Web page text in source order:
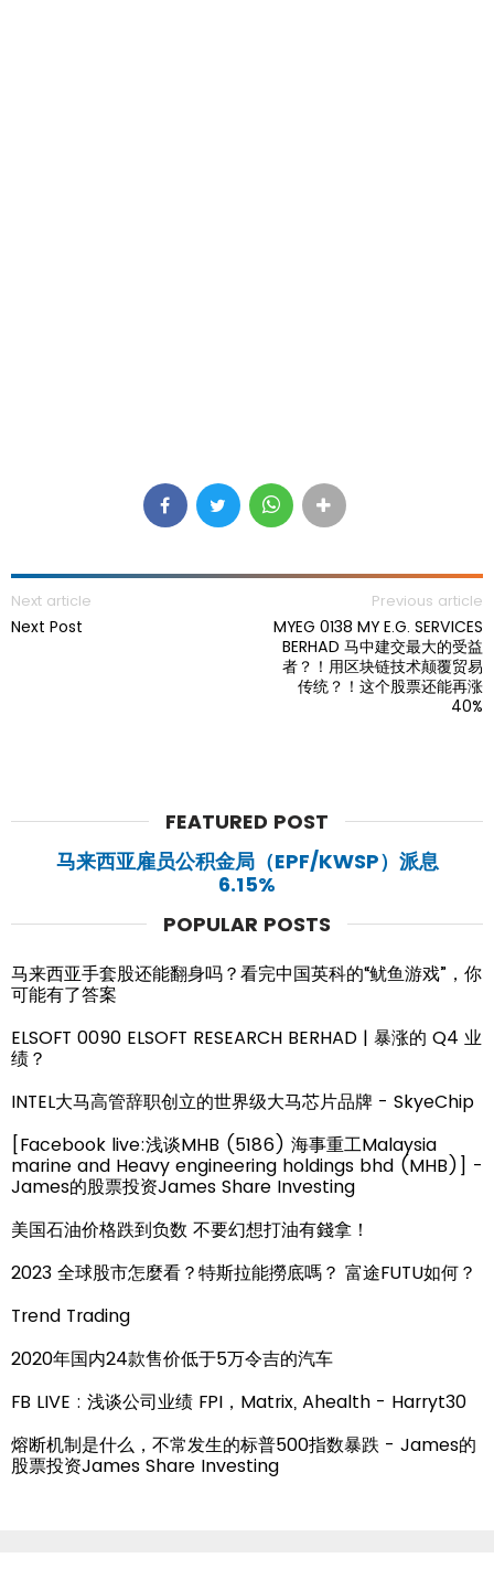
Next article
Next Post
Previous article
MYEG 0138 MY E.G. SERVICES
BERHAD 马中建交最大的受益
者？！用区块链技术颠覆贸易
传统？！这个股票还能再涨
40%
FEATURED POST
马来西亚雇员公积金局（EPF/KWSP）派息
6.15%
POPULAR POSTS
马来西亚手套股还能翻身吗？看完中国英科的“鱿鱼游戏”，你
可能有了答案
ELSOFT 0090 ELSOFT RESEARCH BERHAD | 暴涨的 Q4 业
绩？
INTEL大马高管辞职创立的世界级大马芯片品牌 - SkyeChip
[Facebook live:浅谈MHB (5186) 海事重工Malaysia
marine and Heavy engineering holdings bhd (MHB)] -
James的股票投资James Share Investing
美国石油价格跌到负数 不要幻想打油有錢拿！
2023 全球股市怎麼看？特斯拉能撈底嗎？ 富途FUTU如何？
Trend Trading
2020年国内24款售价低于5万令吉的汽车
FB LIVE : 浅谈公司业绩 FPI，Matrix, Ahealth - Harryt30
熔断机制是什么，不常发生的标普500指数暴跌 - James的
股票投资James Share Investing